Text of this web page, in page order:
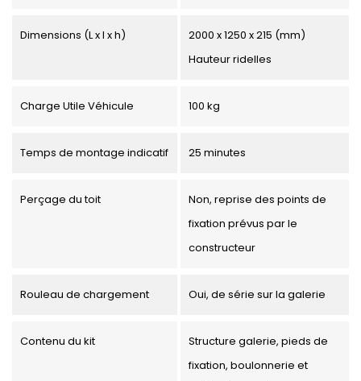
Dimensions (L x l x h)
2000 x 1250 x 215 (mm)
Hauteur ridelles
Charge Utile Véhicule 100 kg
Temps de montage indicatif 25 minutes
Perçage du toit
Non, reprise des points de
fixation prévus par le
constructeur
Rouleau de chargement Oui, de série sur la galerie
Contenu du kit
Structure galerie, pieds de
fixation, boulonnerie et